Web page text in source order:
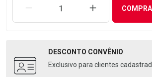
REMOVER UMA UNIDADEAUMENTAR UMA
DESCONTO CONVÊNIO
Exclusivo para clientes